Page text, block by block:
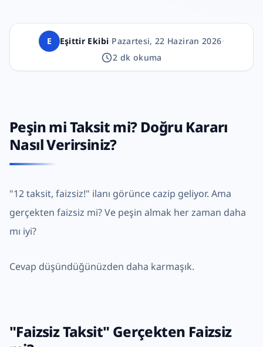
E Eşittir Ekibi•Pazartesi, 22 Haziran 2026•
2 dk okuma
Peşin mi Taksit mi? Doğru Kararı
Nasıl Verirsiniz?
"12 taksit, faizsiz!" ilanı görünce cazip geliyor. Ama
gerçekten faizsiz mi? Ve peşin almak her zaman daha
mı iyi?
Cevap düşündüğünüzden daha karmaşık.
"Faizsiz Taksit" Gerçekten Faizsiz